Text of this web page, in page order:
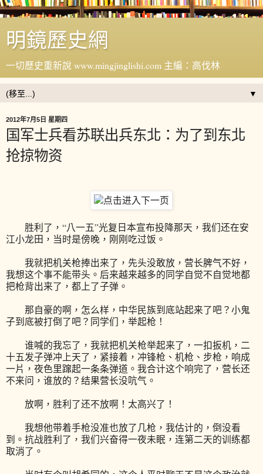
明鏡歷史網
一切歷史重新說 www.mingjinglishi.com 主編：高伐林
▼
2012年7月5日 星期四
国军士兵看苏联出兵东北：为了到东北
抢掠物资
胜利了，“八一五”光复日本宣布投降那天，我们还在安
江小龙田，当时是傍晚，刚刚吃过饭。
我就把机关枪捧出来了，先头没敢放，营长脾气不好，
我想这个事不能带头。后来越来越多的同学自觉不自觉地都
把枪背出来了，都上了子弹。
那自豪的啊，怎么样，中华民族到底站起来了吧？小鬼
子到底被打倒了吧？同学们，举起枪！
谁喊的我忘了，我就把机关枪举起来了，一扣扳机，二
十五发子弹冲上天了，紧接着，冲锋枪、机枪、步枪，响成
一片，夜色里蹿起一条条弹道。我合计这个响完了，营长还
不来问，谁放的？结果营长没吭气。
放啊，胜利了还不放啊！太高兴了！
我想他带着手枪没准也放了几枪，我估计的，倒没看
到。抗战胜利了，我们兴奋得一夜未眠，连第二天的训练都
取消了。